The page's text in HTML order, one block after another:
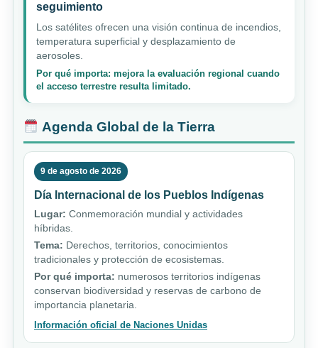
seguimiento
Los satélites ofrecen una visión continua de incendios,
temperatura superficial y desplazamiento de
aerosoles.
Por qué importa: mejora la evaluación regional cuando
el acceso terrestre resulta limitado.
Agenda Global de la Tierra
9 de agosto de 2026
Día Internacional de los Pueblos Indígenas
Lugar: Conmemoración mundial y actividades
híbridas.
Tema: Derechos, territorios, conocimientos
tradicionales y protección de ecosistemas.
Por qué importa: numerosos territorios indígenas
conservan biodiversidad y reservas de carbono de
importancia planetaria.
Información oficial de Naciones Unidas